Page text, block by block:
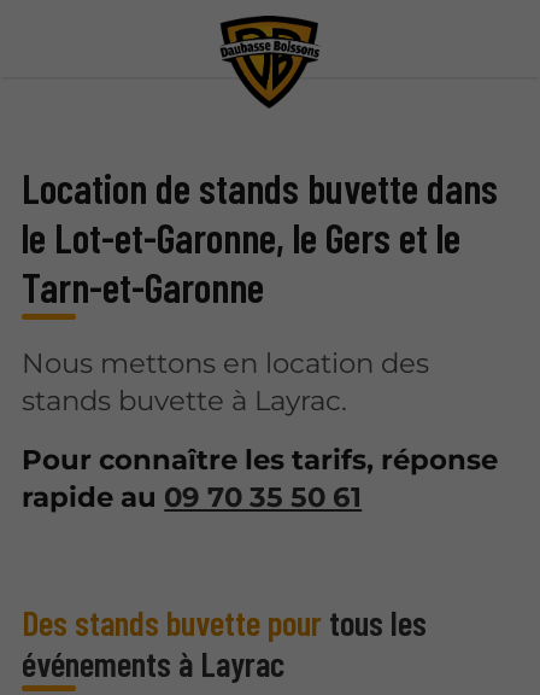
Location de stands buvette dans
le Lot-et-Garonne, le Gers et le
Tarn-et-Garonne
Nous mettons en location des
stands buvette à Layrac.
Pour connaître les tarifs, réponse
rapide au 09 70 35 50 61
Des stands buvette pour tous les
événements à Layrac